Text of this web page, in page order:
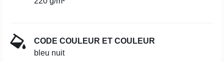
CODE COULEUR ET COULEUR
bleu nuit